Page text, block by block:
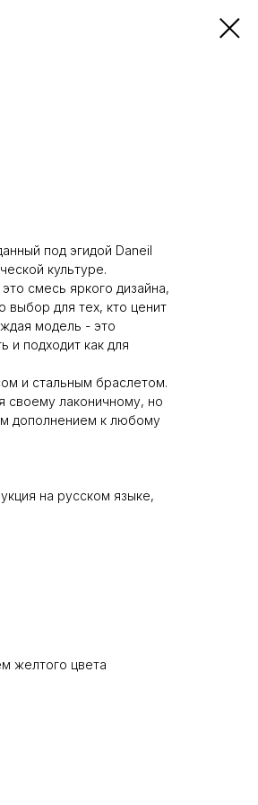
под эгидой Daneil
культуре.
смесь яркого дизайна,
выбор для тех, кто ценит
модель - это
и подходит как для
и стальным браслетом.
своему лаконичному, но
дополнением к любому
на русском языке,
желтого цвета